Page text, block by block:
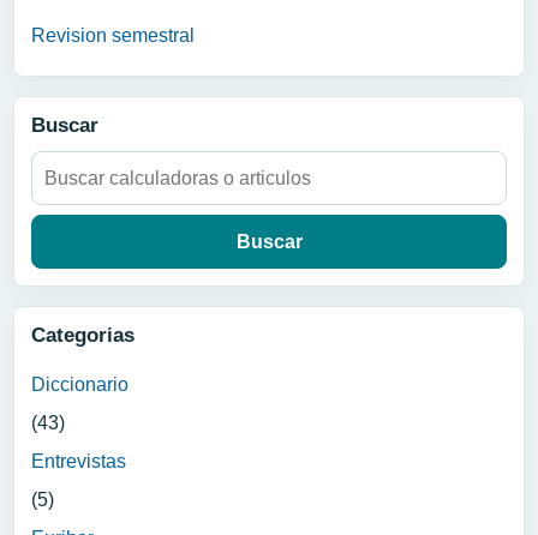
Revision semestral
Buscar
Buscar:
Categorias
Diccionario
(43)
Entrevistas
(5)